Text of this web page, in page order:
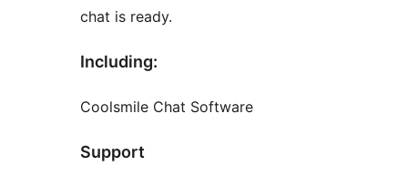
chat is ready.
Including:
Coolsmile Chat Software
Support